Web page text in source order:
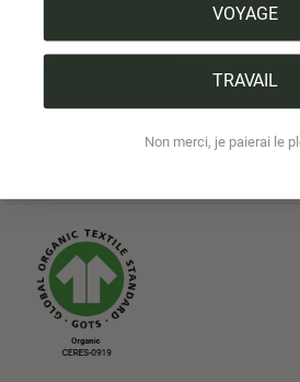
Fabriqué en Europe
VOYAGE
TRAVAIL
Non merci, je paierai le